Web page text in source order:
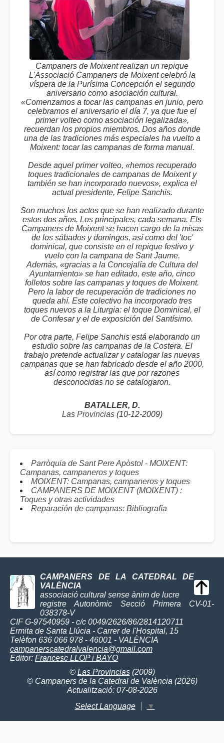
Campaners de Moixent realizan un repique
L'Associació Campaners de Moixent celebró la
víspera de la Purísima Concepción el segundo
aniversario como asociación cultural.
«Comenzamos a tocar las campanas en junio, pero
celebramos el aniversario el día 7, ya que fue el
primer volteo como asociación legalizada»,
recuerdan los propios miembros. Dos años donde
una de las tradiciones más especiales ha vuelto a
Moixent: tocar las campanas de forma manual.
Desde aquel primer volteo, «hemos recuperado
toques tradicionales de campanas de Moixent y
también se han incorporado nuevos», explica el
actual presidente, Felipe Sanchis.
Son muchos los actos que se han realizado durante
estos dos años. Los principales, cada semana. Els
Campaners de Moixent se hacen cargo de la misas
de los sábados y domingos, así como del 'toc'
dominical, que consiste en el repique festivo y
vuelo con la campana de Sant Jaume.
Además, «gracias a la Concejalía de Cultura del
Ayuntamiento» se han editado, este año, cinco
folletos sobre las campanas y toques de Moixent.
Pero la labor de recuperación de tradiciones no
queda ahí. Este colectivo ha incorporado tres
toques nuevos a la Liturgia: el toque Dominical, el
de Confesar y el de exposición del Santísimo.
Por otra parte, Felipe Sanchis está elaborando un
estudio sobre las campanas de la Costera. El
trabajo pretende actualizar y catalogar las nuevas
campanas que se han fabricado desde el año 2000,
así como registrar las que por razones
desconocidas no se catalogaron.
BATALLER, D.
Las Provincias(10-12-2009)
Parròquia de Sant Pere Apòstol - MOIXENT:
Campanas, campaneros y toques
MOIXENT: Campanas, campaneros y toques
CAMPANERS DE MOIXENT (MOIXENT) :
Toques y otras actividades
Reparación de campanas: Bibliografía
CAMPANERS DE LA CATEDRAL DE
VALÈNCIA
associació cultural sense ànim de lucre
registre Autonòmic Secció Primera CV-01-
038378-V
CIF G-97540959 - c/c 0049/2626/86/2814120711
Ermita de Santa Llúcia - Carrer de l'Hospital, 15
Telèfon 636 066 978 - 46001 - VALÈNCIA
campanerscatedralvalencia@gmail.com
Editor: Francesc LLOP i BAYO
© Las Provincias(2009)
© Campaners de la Catedral de València (2026)
Actualització: 07-08-2026
Select Language
▼